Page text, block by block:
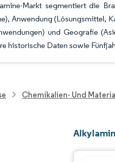
Markt segmentiert die
Anwendung (Lösungsmittel,
und Geografie
historische Daten sowie
Chemikalien- Und